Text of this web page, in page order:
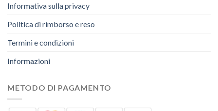
Informativa sulla privacy
Politica di rimborso e reso
Termini e condizioni
Informazioni
METODO DI PAGAMENTO